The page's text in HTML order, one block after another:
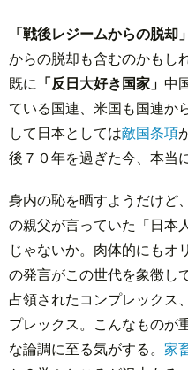
「戦後レジームからの脱却」
からの脱却も含むのかもし
既に 「反日大好き国家」 中
ている国連、米国も国連か
して日本としては敵国条項
後７０年を過ぎた今、本当
身内の恥を晒すようだけど
の親父が言っていた「日本
じゃないか。肉体的にもオ
の発言がこの世代を象徴し
占領されたコンプレックス
プレックス。こんなものが
な論調に至る気がする。 家